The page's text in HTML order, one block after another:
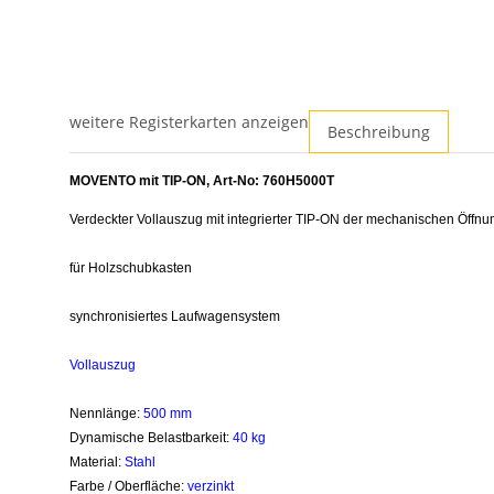
weitere Registerkarten anzeigen Beschreibung
MOVENTO mit TIP-ON, Art-No: 760H5000T
Verdeckter Vollauszug mit integrierter TIP-ON der mechanischen
für Holzschubkasten
synchronisiertes Laufwagensystem
Vollauszug
Nennlänge: 500 mm
Dynamische Belastbarkeit: 40 kg
Material: Stahl
Farbe / Oberfläche: verzinkt